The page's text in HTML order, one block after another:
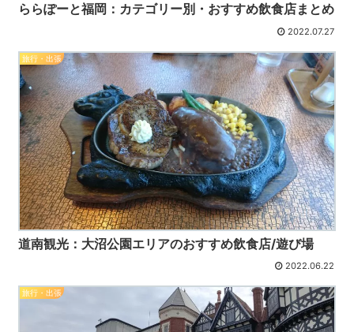
ららぽーと福岡：カテゴリー別・おすすめ飲食店まとめ
2022.07.27
旅行・出張
道南観光：大沼公園エリアのおすすめ飲食店/遊び場
2022.06.22
旅行・出張